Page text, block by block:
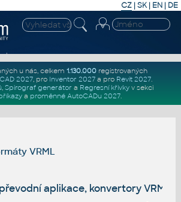
CZ | SK| EN | DE
u nás, celkem 1.130.000registrovaných
2027, pro Inventor 2027a pro Revit 2027.
, Spirograf generátor a Regresní křivkyv sekci
a proměnné AutoCADu 2027.
VRML
aplikace, konvertory VRML